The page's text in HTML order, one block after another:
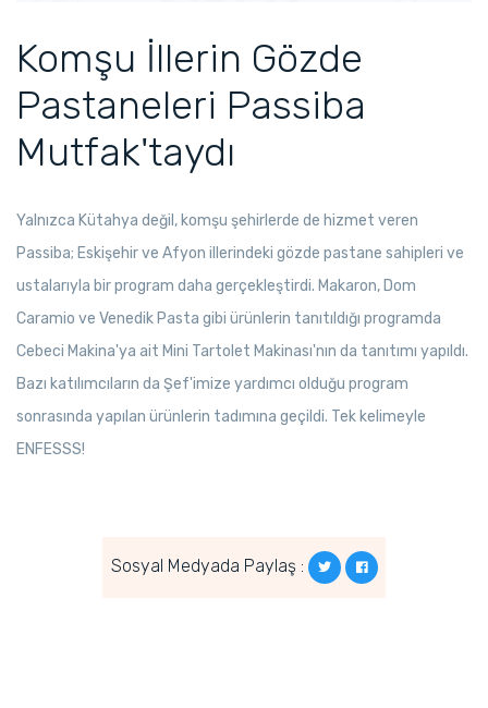
Komşu İllerin Gözde
Pastaneleri Passiba
Mutfak'taydı
Yalnızca Kütahya değil, komşu şehirlerde de hizmet veren
Passiba; Eskişehir ve Afyon illerindeki gözde pastane sahipleri ve
ustalarıyla bir program daha gerçekleştirdi. Makaron, Dom
Caramio ve Venedik Pasta gibi ürünlerin tanıtıldığı programda
Cebeci Makina'ya ait Mini Tartolet Makinası'nın da tanıtımı yapıldı.
Bazı katılımcıların da Şef'imize yardımcı olduğu program
sonrasında yapılan ürünlerin tadımına geçildi. Tek kelimeyle
ENFESSS!
Sosyal Medyada Paylaş :